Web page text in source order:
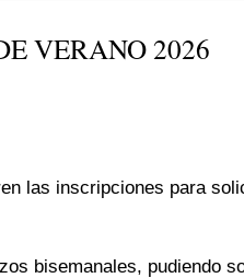
VERANO 2026
las inscripciones para
bisemanales, pudiendo